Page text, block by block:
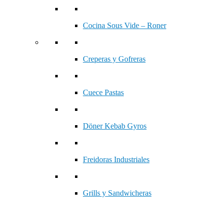
Cocina Sous Vide – Roner
Creperas y Gofreras
Cuece Pastas
Döner Kebab Gyros
Freidoras Industriales
Grills y Sandwicheras